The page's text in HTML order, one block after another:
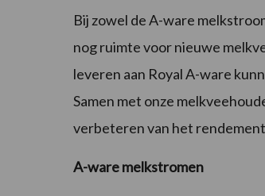
Bij zowel de A-ware
nog ruimte voor nieuwe
leveren aan Royal A-ware
Samen met onze
verbeteren van het
A-ware melkstromen